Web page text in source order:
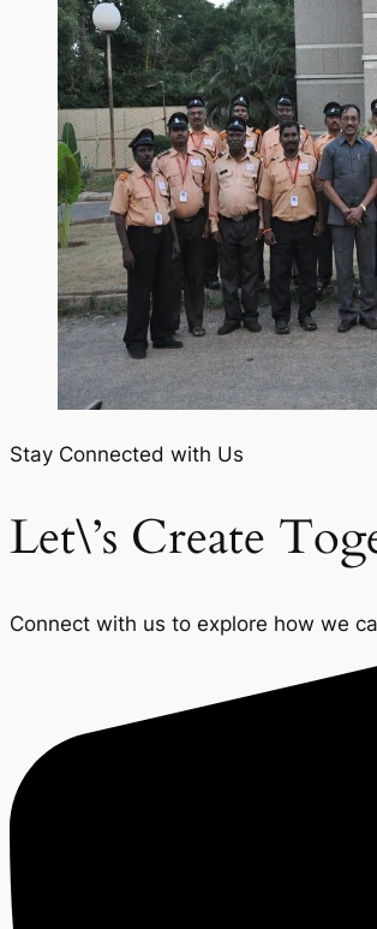
Stay Connected with Us
Let\’s Create
Connect with us to explore how we